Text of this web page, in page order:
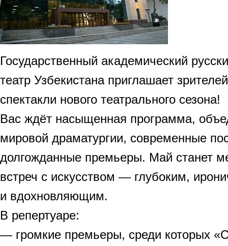
Государственный академический
театр Узбекистана приглашает
спектакли нового театрального сезона!
Вас ждёт насыщенная программа,
мировой драматургии, современные
долгожданные премьеры. Май станет
встреч с искусством — глубоким,
и вдохновляющим.
В репертуаре:
— громкие премьеры, среди которых